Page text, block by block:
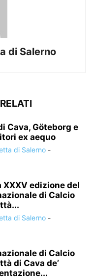
di Salerno
Cava, Göteborg e
ex aequo
di Salerno -
XXXV edizione del
di Calcio
di Salerno -
di Calcio
di Cava de’